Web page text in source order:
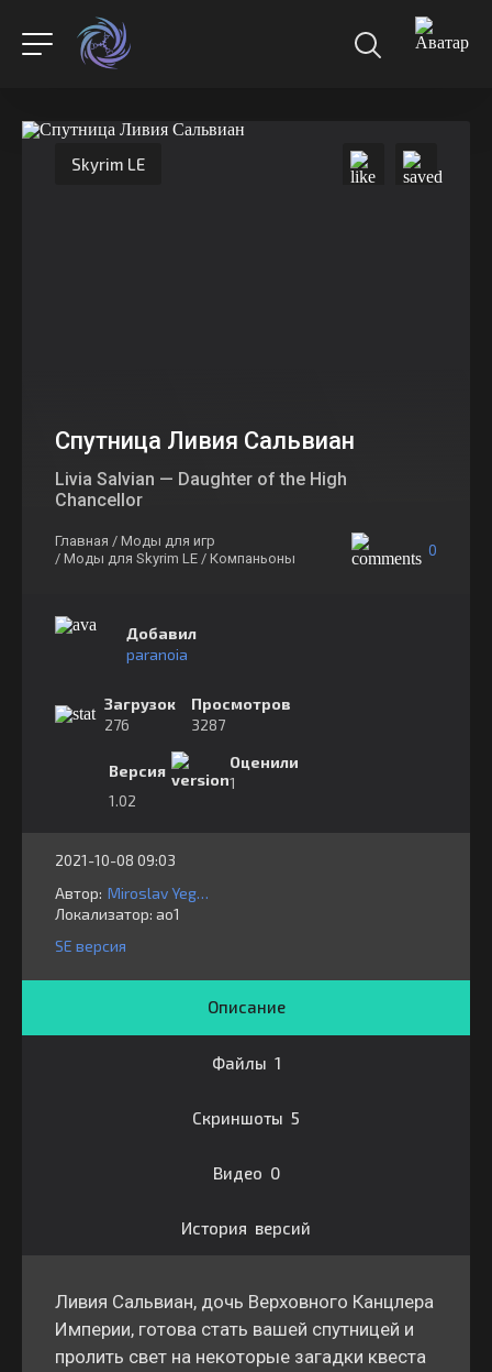
Skyrim LE
Спутница Ливия Сальвиан
Livia Salvian — Daughter of the High
Chancellor
Главная / Моды для игр
/ Моды для Skyrim LE / Компаньоны 0
Добавил
paranoia
Загрузок
276
Просмотров
3287
Версия
1.02
Оценили
1
2021-10-08 09:03
Автор:
Miroslav Yegorov and
Локализатор: ⁣⁣⁣ao1
SE версия
Описание
Файлы 1
Скриншоты 5
Видео 0
История версий
Ливия Сальвиан, дочь Верховного Канцлера
Империи, готова стать вашей спутницей и
пролить свет на некоторые загадки квеста